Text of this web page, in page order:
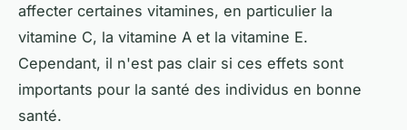
affecter certaines vitamines, en particulier la
vitamine C, la vitamine A et la vitamine E.
Cependant, il n'est pas clair si ces effets sont
importants pour la santé des individus en bonne
santé.